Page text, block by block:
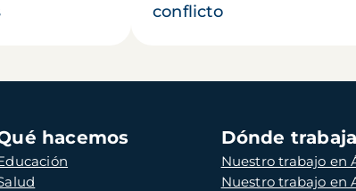
conflicto
hacemos Dónde
Nuestro trabajo en
Nuestro trabajo en